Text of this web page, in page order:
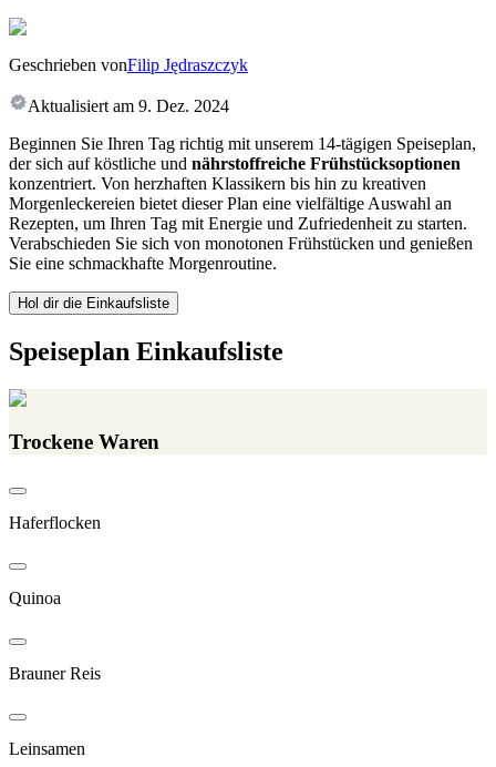
Geschrieben vonFilip Jędraszczyk
Aktualisiert am 9. Dez. 2024
Beginnen Sie Ihren Tag richtig mit unserem 14-tägigen Speiseplan,
der sich auf köstliche und nährstoffreiche Frühstücksoptionen
konzentriert. Von herzhaften Klassikern bis hin zu kreativen
Morgenleckereien bietet dieser Plan eine vielfältige Auswahl an
Rezepten, um Ihren Tag mit Energie und Zufriedenheit zu starten.
Verabschieden Sie sich von monotonen Frühstücken und genießen
Sie eine schmackhafte Morgenroutine.
Hol dir die Einkaufsliste
Speiseplan Einkaufsliste
Trockene Waren
Haferflocken
Quinoa
Brauner Reis
Leinsamen